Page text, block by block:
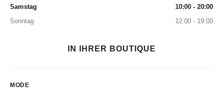
Samstag
10:00 - 20:00
Sonntag
12:00 - 19:00
IN IHRER BOUTIQUE
MODE